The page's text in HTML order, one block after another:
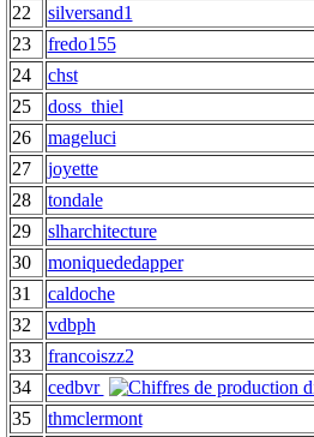
22
silversand1
23
fredo155
24
chst
25
doss_thiel
26
mageluci
27
joyette
28
tondale
29
slharchitecture
30
moniquededapper
31
caldoche
32
vdbph
33
francoiszz2
34
cedbvr
35
thmclermont